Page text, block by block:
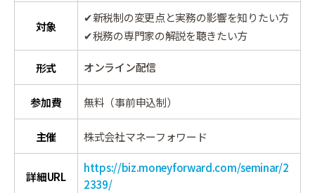
対象
✔新税制の変更点と実務の影響を知りたい方
✔税務の専門家の解説を聴きたい方
形式 オンライン配信
参加費 無料（事前申込制）
主催 株式会社マネーフォワード
詳細URL
https://biz.moneyforward.com/seminar/2
2339/